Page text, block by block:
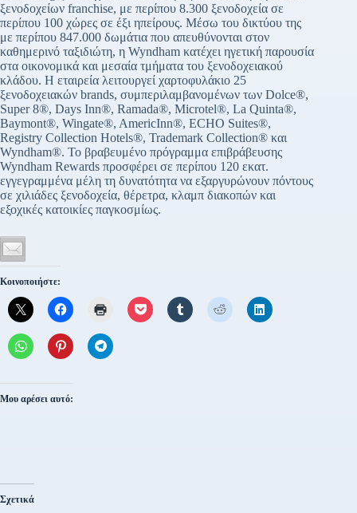
ξενοδοχείων franchise, με περίπου 8.300 ξενοδοχεία σε
περίπου 100 χώρες σε έξι ηπείρους. Μέσω του δικτύου της
με περίπου 847.000 δωμάτια που απευθύνονται στον
καθημερινό ταξιδιώτη, η Wyndham κατέχει ηγετική παρουσία
στα οικονομικά και μεσαία τμήματα του ξενοδοχειακού
κλάδου. Η εταιρεία λειτουργεί χαρτοφυλάκιο 25
ξενοδοχειακών brands, συμπεριλαμβανομένων των Dolce®,
Super 8®, Days Inn®, Ramada®, Microtel®, La Quinta®,
Baymont®, Wingate®, AmericInn®, ECHO Suites®,
Registry Collection Hotels®, Trademark Collection® και
Wyndham®. Το βραβευμένο πρόγραμμα επιβράβευσης
Wyndham Rewards προσφέρει σε περίπου 120 εκατ.
εγγεγραμμένα μέλη τη δυνατότητα να εξαργυρώνουν πόντους
σε χιλιάδες ξενοδοχεία, θέρετρα, κλαμπ διακοπών και
εξοχικές κατοικίες παγκοσμίως.
Κοινοποιήστε:
Μου αρέσει αυτό:
Σχετικά